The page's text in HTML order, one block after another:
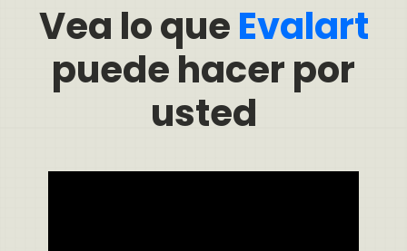
Vea lo queEvalart
puede hacer por
usted